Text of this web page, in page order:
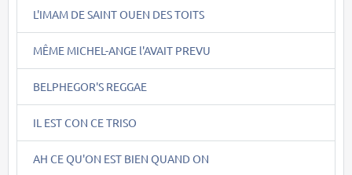
L'IMAM DE SAINT OUEN DES TOITS
MÊME MICHEL-ANGE l'AVAIT PREVU
BELPHEGOR'S REGGAE
IL EST CON CE TRISO
AH CE QU'ON EST BIEN QUAND ON